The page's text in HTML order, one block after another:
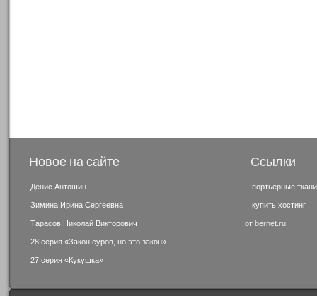
Новое на сайте
Денис Антошин
Зимина Ирина Сергеевна
Тарасов Николай Викторович
28 серия «Закон суров, но это закон»
27 серия «Кукушка»
Ссылки
портьерные
купить хостинг
от bernet.ru